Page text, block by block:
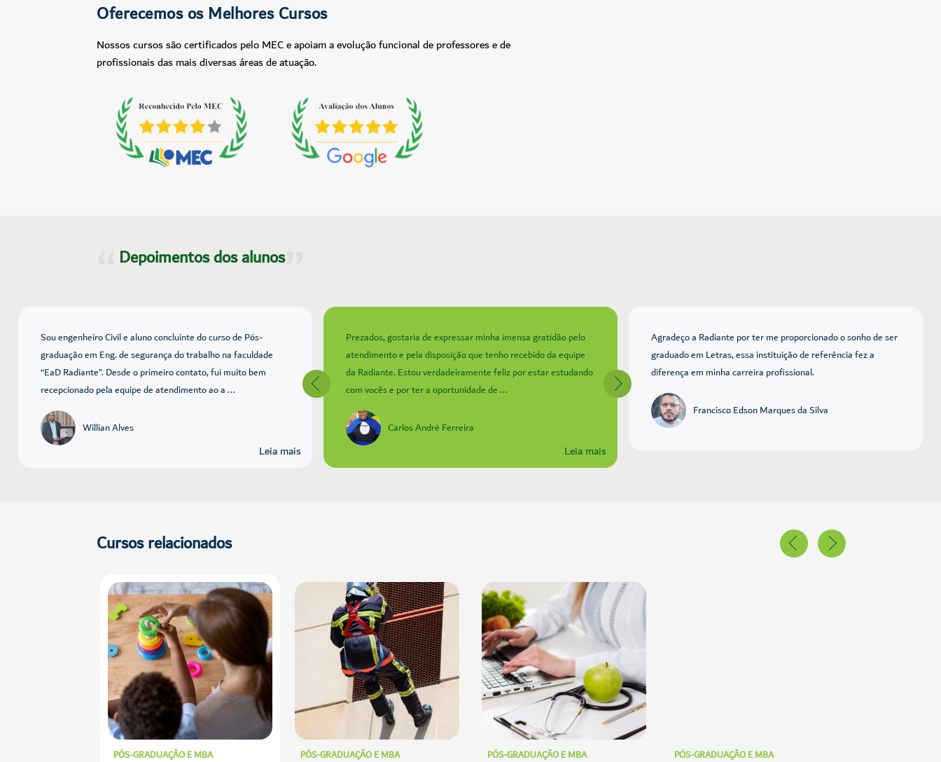
Oferecemos os Melhores Cursos
Nossos cursos são certificados pelo MEC e apoiam a evolução funcional de professores e de
profissionais das mais diversas áreas de atuação.
Depoimentos dos alunos
Sou engenheiro Civil e aluno concluinte do curso de Pós-
graduação em Eng. de segurança do trabalho na faculdade
“EaD Radiante”. Desde o primeiro contato, fui muito bem
recepcionado pela equipe de atendimento ao a ...
Leia mais
Willian Alves
Prezados, gostaria de expressar minha imensa gratidão pelo
atendimento e pela disposição que tenho recebido da equipe
da Radiante. Estou verdadeiramente feliz por estar estudando
com vocês e por ter a oportunidade de ...
Leia mais
Carlos André Ferreira
Agradeço a Radiante por ter me proporcionado o sonho de ser
graduado em Letras, essa instituição de referência fez a
diferença em minha carreira profissional.
Francisco Edson Marques da Silva
Cursos relacionados
PÓS-GRADUAÇÃO E MBA PÓS-GRADUAÇÃO E MBA PÓS-GRADUAÇÃO E MBA PÓS-GRADUAÇÃO E MBA